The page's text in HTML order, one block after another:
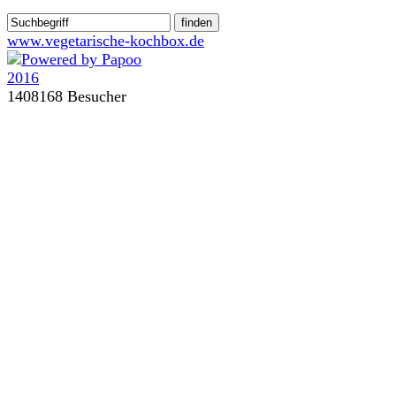
www.vegetarische-kochbox.de
1408168 Besucher